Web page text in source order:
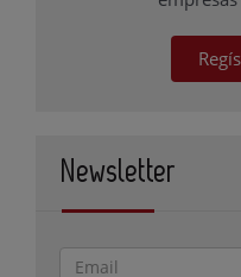
Newsletter